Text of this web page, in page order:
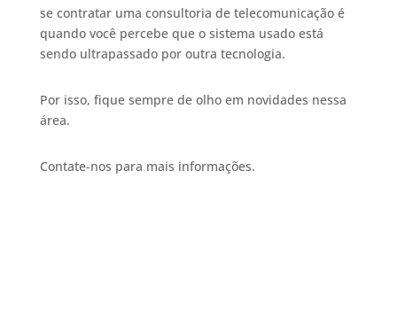
se contratar uma consultoria de telecomunicação é
quando você percebe que o sistema usado está
sendo ultrapassado por outra tecnologia.
Por isso, fique sempre de olho em novidades nessa
área.
Contate-nos para mais informações.